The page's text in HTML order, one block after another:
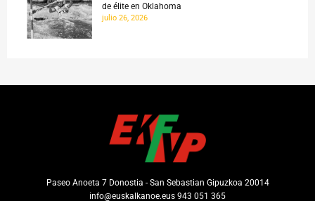
de élite en Oklahoma
julio 26, 2026
Paseo Anoeta 7 Donostia - San Sebastian Gipuzkoa 20014
info@euskalkanoe.eus 943 051 365